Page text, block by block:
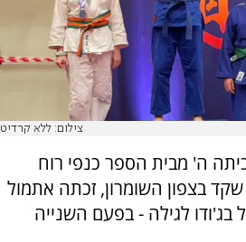
צילום: ללא קרדיט
ה' מבית הספר כנפי רוח
בצפון השומרון, זכתה אתמול
בג'ודו לגילה - בפעם השנייה